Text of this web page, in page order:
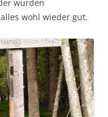
wurden
wohl wieder gut.